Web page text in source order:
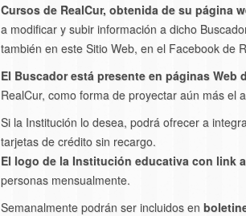
Cursos de RealCur, obtenida de su página
a modificar y subir información a dicho
también en este Sitio Web, en el Facebook de
El Buscador está presente en páginas
RealCur, como forma de proyectar aún más el
Si la Institución lo desea, podrá ofrecer a
tarjetas de crédito sin recargo.
El logo de la Institución educativa con link
personas mensualmente.
Semanalmente podrán ser incluidos en